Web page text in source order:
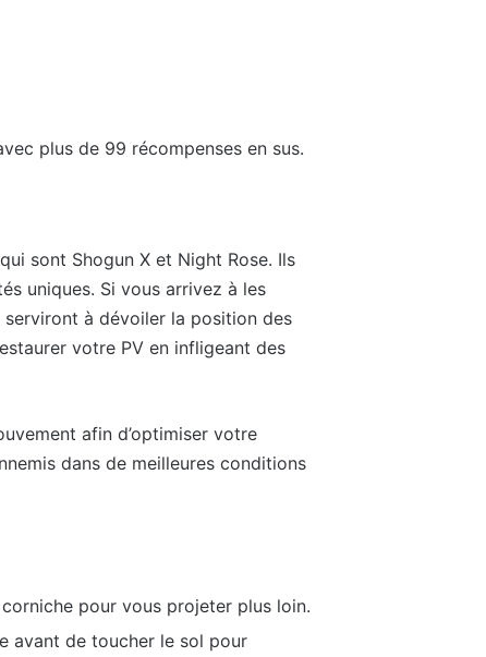
plus de 99 récompenses en sus.
sont Shogun X et Night Rose. Ils
uniques. Si vous arrivez à les
à dévoiler la position des
votre PV en infligeant des
afin d’optimiser votre
dans de meilleures conditions
pour vous projeter plus loin.
avant de toucher le sol pour